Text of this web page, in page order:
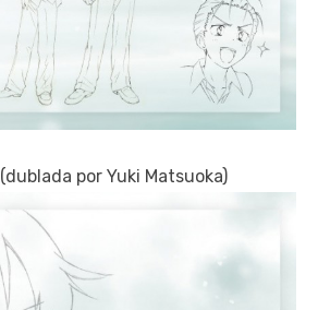
(dublada por Yuki Matsuoka)